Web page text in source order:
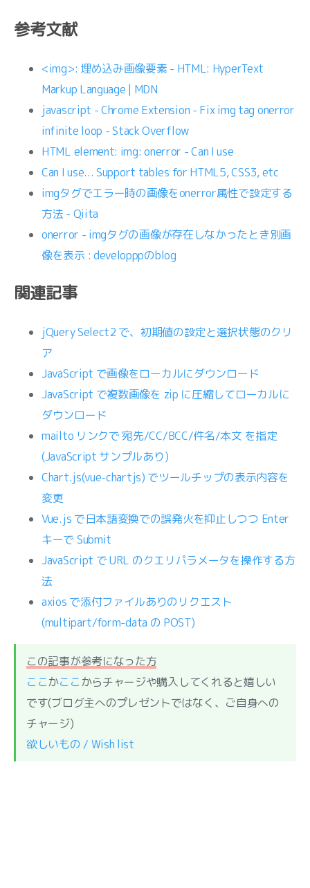
参考文献
<img>: 埋め込み画像要素 - HTML: HyperText
Markup Language | MDN
javascript - Chrome Extension - Fix img tag onerror
infinite loop - Stack Overflow
HTML element: img: onerror - Can I use
Can I use... Support tables for HTML5, CSS3, etc
imgタグでエラー時の画像をonerror属性で設定する
方法 - Qiita
onerror - imgタグの画像が存在しなかったとき別画
像を表示 : developppのblog
関連記事
jQuery Select2 で、初期値の設定と選択状態のクリ
ア
JavaScript で画像をローカルにダウンロード
JavaScript で複数画像を zip に圧縮してローカルに
ダウンロード
mailto リンクで 宛先/CC/BCC/件名/本文 を指定
(JavaScript サンプルあり)
Chart.js(vue-chartjs) でツールチップの表示内容を
変更
Vue.js で日本語変換での誤発火を抑止しつつ Enter
キーで Submit
JavaScript で URL のクエリパラメータを操作する方
法
axios で添付ファイルありのリクエスト
(multipart/form-data の POST)
この記事が参考になった方
ここかここ からチャージや購入してくれると嬉しい
です(ブログ主へのプレゼントではなく、ご自身への
チャージ)
欲しいもの / Wish list